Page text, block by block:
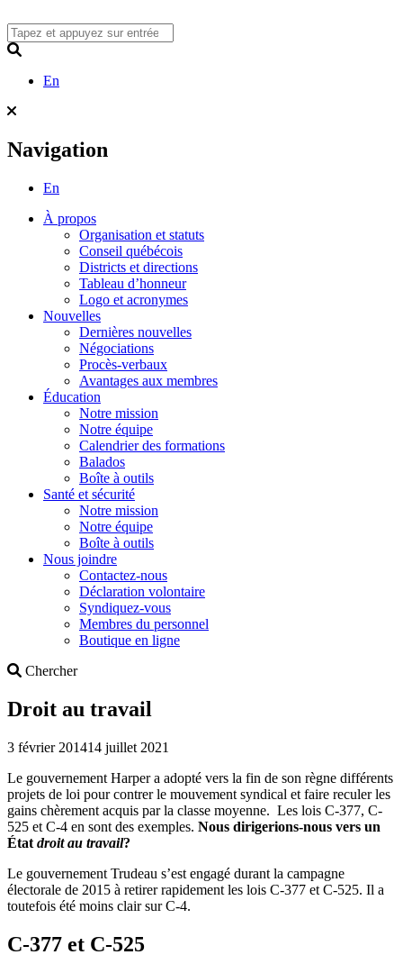
to
content
En
Navigation
En
À propos
Organisation et statuts
Conseil québécois
Districts et directions
Tableau d’honneur
Logo et acronymes
Nouvelles
Dernières nouvelles
Négociations
Procès-verbaux
Avantages aux membres
Éducation
Notre mission
Notre équipe
Calendrier des formations
Balados
Boîte à outils
Santé et sécurité
Notre mission
Notre équipe
Boîte à outils
Nous joindre
Contactez-nous
Déclaration volontaire
Syndiquez-vous
Membres du personnel
Boutique en ligne
ChercherSearch
Droit au travail
3 février 201414 juillet 2021
Le gouvernement Harper a adopté vers la fin de son règne différents
projets de loi pour contrer le mouvement syndical et faire reculer les
gains chèrement acquis par la classe moyenne. Les lois C-377, C-
525 et C-4 en sont des exemples. Nous dirigerions-nous vers un
État droit au travail?
Le gouvernement Trudeau s’est engagé durant la campagne
électorale de 2015 à retirer rapidement les lois C-377 et C-525. Il a
toutefois été moins clair sur C-4.
C-377 et C-525